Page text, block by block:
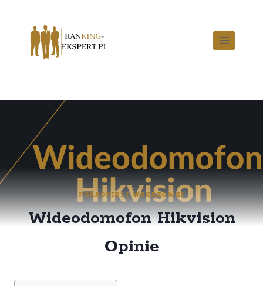
PORADNIKI I WSKAZÓWKI
Wideodomofon Hikvision
Opinie